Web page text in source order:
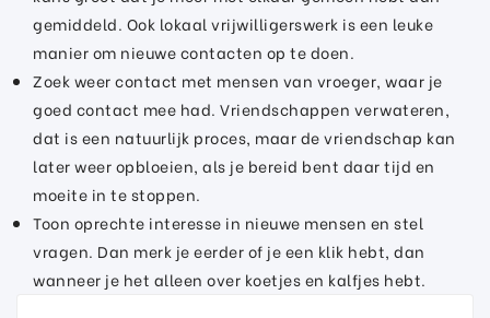
gemiddeld. Ook lokaal vrijwilligerswerk is een leuke
manier om nieuwe contacten op te doen.
Zoek weer contact met mensen van vroeger, waar je
goed contact mee had. Vriendschappen verwateren,
dat is een natuurlijk proces, maar de vriendschap kan
later weer opbloeien, als je bereid bent daar tijd en
moeite in te stoppen.
Toon oprechte interesse in nieuwe mensen en stel
vragen. Dan merk je eerder of je een klik hebt, dan
wanneer je het alleen over koetjes en kalfjes hebt.